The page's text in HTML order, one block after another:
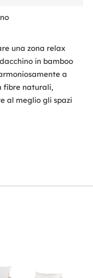
una zona relax
in bamboo
a
fibre naturali,
al meglio gli spazi